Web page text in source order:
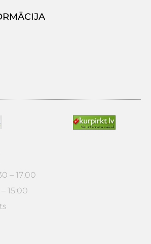
– 17:00
15:00